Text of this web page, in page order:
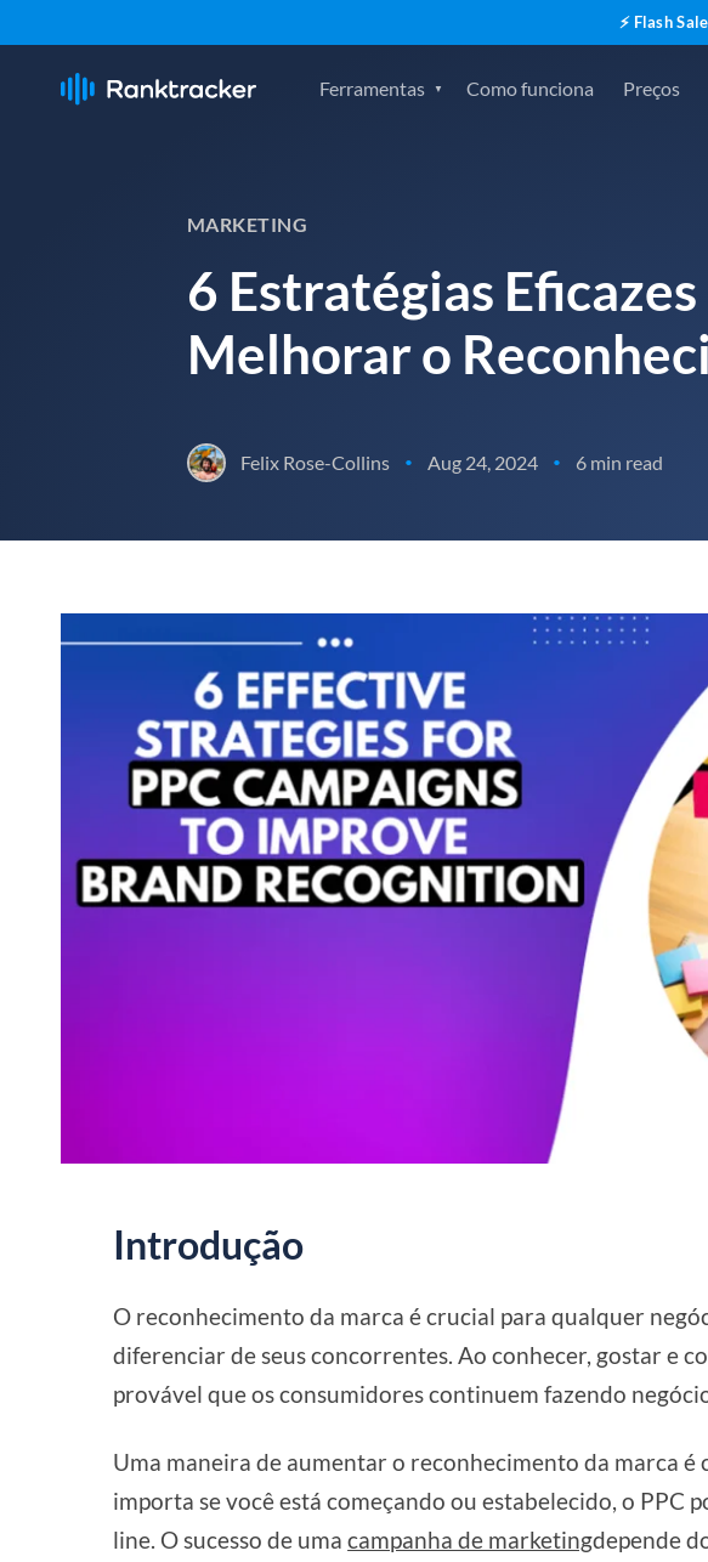
⚡ Flash
Ferramentas Como funciona Preços
MARKETING
6 Estratégias
Melhorar o
Felix Rose-Collins • Aug 24, 2024 • 6 min read
Introdução
O reconhecimento da marca é crucial para qualquer
diferenciar de seus concorrentes. Ao conhecer, gostar e
provável que os consumidores continuem fazendo
Uma maneira de aumentar o reconhecimento da marca é
importa se você está começando ou estabelecido, o PPC
line. O sucesso de umacampanha de marketingdepende